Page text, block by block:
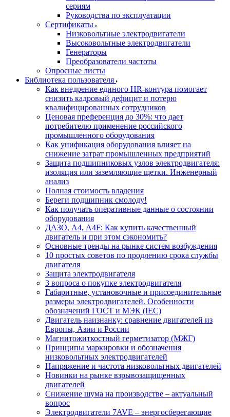
сериям
Руководства по эксплуатации
Сертификаты
Низковольтные электродвигатели
Высоковольтные электродвигатели
Генераторы
Преобразователи частоты
Опросные листы
Библиотека пользователя
Как внедрение единого HR-контура помогает
снизить кадровый дефицит и потерю
квалифицированных сотрудников
Ценовая преференция до 30%: что дает
потребителю применение российского
промышленного оборудования
Как унификация оборудования влияет на
снижение затрат промышленных предприятий
Защита подшипниковых узлов электродвигателя:
изоляция или заземляющие щетки. Инженерный
анализ
Полная стоимость владения
Береги подшипник смолоду!
Как получать оперативные данные о состоянии
оборудования
ДАЗО, А4, А4F: Как купить качественный
двигатель и при этом сэкономить?
Основные тренды на рынке систем возбуждения
10 простых советов по продлению срока службы
двигателя
Защита электродвигателя
3 вопроса о покупке электродвигателя
Габаритные, установочные и присоединительные
размеры электродвигателей. Особенности
обозначений ГОСТ и МЭК (IEC)
Двигатель наизнанку: сравнение двигателей из
Европы, Азии и России
Магнитожиткостный герметизатор (МЖГ)
Принципы маркировки и обозначения
низковольтных электродвигателей
Напряжение и частота низковольтных двигателей
Новинки на рынке взрывозащищенных
двигателей
Снижение шума на производстве – актуальный
вопрос
Электродвигатели 7AVE – энергосберегающие